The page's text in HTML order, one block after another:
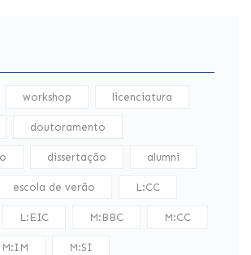
workshop licenciatura
doutoramento
dissertação alumni
escola de verão L:CC
L:EIC M:BBC M:CC
M:IM M:SI